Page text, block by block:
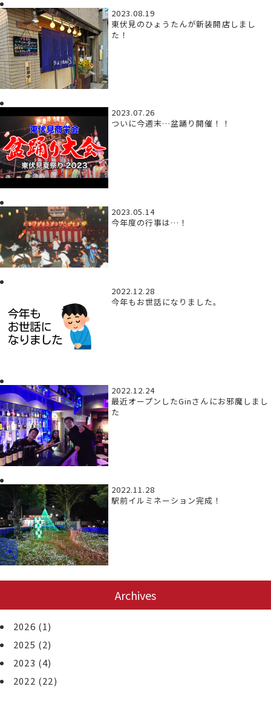
2023.08.19
東伏見のひょうたんが新装開店しまし
た！
2023.07.26
ついに今週末…盆踊り開催！！
2023.05.14
今年度の行事は…！
2022.12.28
今年もお世話になりました。
2022.12.24
最近オープンしたGinさんにお邪魔しまし
た
2022.11.28
駅前イルミネーション完成！
Archives
2026 (1)
2025 (2)
2023 (4)
2022 (22)